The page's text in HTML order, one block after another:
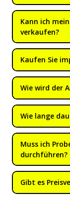
Kann ich
verkaufen?
Kaufen Sie
Wie wird der
Wie lange
Muss ich
durchführen?
Gibt es